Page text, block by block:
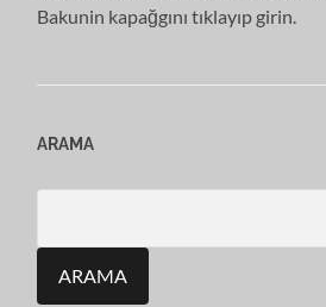
Bakunin kapağgını tıklayıp girin.
ARAMA